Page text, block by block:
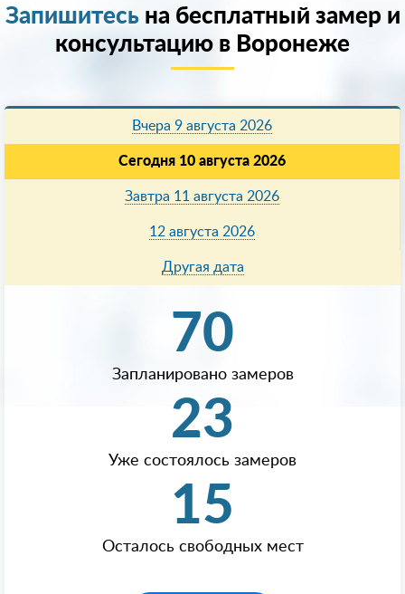
Запишитесьна бесплатный замер и
консультацию в Воронеже
Вчера 9 августа 2026
Сегодня 10 августа 2026
Завтра 11 августа 2026
12 августа 2026
Другая дата
70
Запланировано замеров
23
Уже состоялось замеров
15
Осталось свободных мест